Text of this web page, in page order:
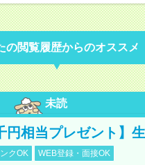
の閲覧履歴からのオススメ
未読
相当プレゼント】
クOK WEB登録・面接OK